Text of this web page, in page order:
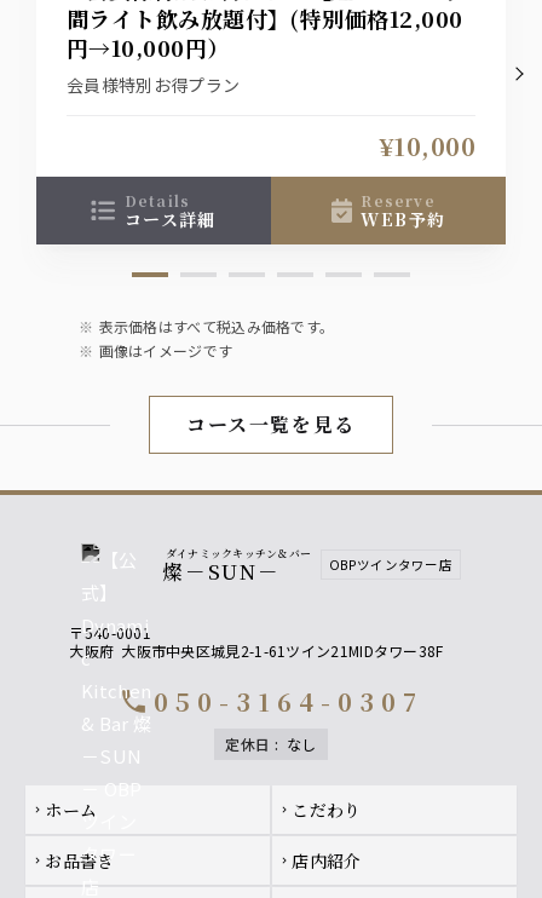
千秋蔵（冷酒）
黒獅子（熱燗）
麦焼酎
芋焼酎
南高梅酒
ソフトドリンク
グレープフルーツ
オレンジ
間ライト飲み放題付】(特別価格12,000
円→10,000円）
会員様特別お得プラン
¥10,000
details
コース詳細
reserve
WEB予約
表示価格はすべて税込み価格です。
画像はイメージです
コース一覧を見る
ダイナミックキッチン＆バー
燦－SUN－ OBPツインタワー店
〒540-0001
大阪府 大阪市中央区城見2-1-61ツイン21MIDタワー38F
call 050-3164-0307
定休日 : なし
Footer navigation
chevron_right ホーム chevron_right こだわり
chevron_right お品書き chevron_right 店内紹介